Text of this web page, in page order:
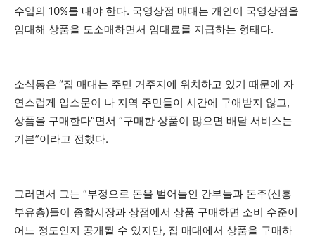
수입의 10%를 내야 한다. 국영상점 매대는 개인이 국영상점을
임대해 상품을 도소매하면서 임대료를 지급하는 형태다.
소식통은 “집 매대는 주민 거주지에 위치하고 있기 때문에 자
연스럽게 입소문이 나 지역 주민들이 시간에 구애받지 않고,
상품을 구매한다”면서 “구매한 상품이 많으면 배달 서비스는
기본”이라고 전했다.
그러면서 그는 “부정으로 돈을 벌어들인 간부들과 돈주(신흥
부유층)들이 종합시장과 상점에서 상품 구매하면 소비 수준이
어느 정도인지 공개될 수 있지만, 집 매대에서 상품을 구매하